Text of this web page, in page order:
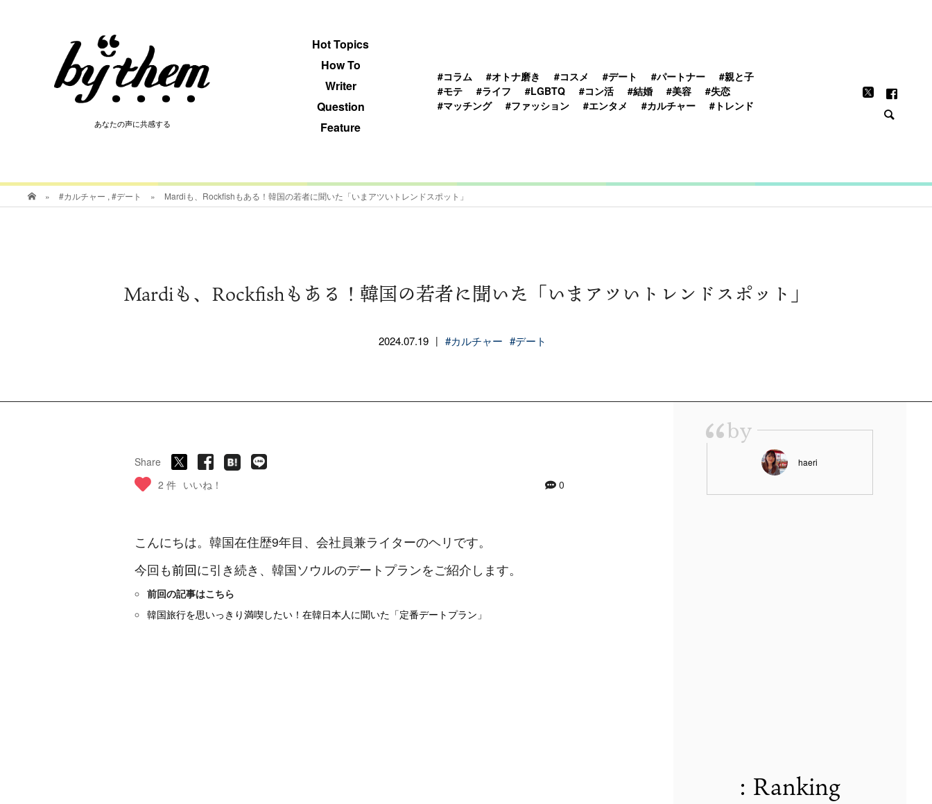
あなたの声に共感する
Hot Topics
How To
Writer
Question
Feature
#コラム #オトナ磨き #コスメ #デート #パートナー
#親と子
#モテ
#ライフ #LGBTQ #コン活 #結婚 #美容
#失恋
#マッチング
#ファッション #エンタメ #カルチャー #トレンド
あなたの声に共感する
» #カルチャー , #デート » Mardiも、Rockfishもある！韓国の若者に聞いた「いまアツいトレンドスポット」
Mardiも、Rockfishもある！韓国の若者に聞いた「いまアツいトレンドスポット」
2024.07.19 | #カルチャー #デート
Share
2 件 いいね！ 0
こんにちは。韓国在住歴9年目、会社員兼ライターのヘリです。
今回も前回に引き続き、韓国ソウルのデートプランをご紹介します。
前回の記事はこちら
韓国旅行を思いっきり満喫したい！在韓日本人に聞いた「定番デートプラン」
“by
haeri
: Ranking